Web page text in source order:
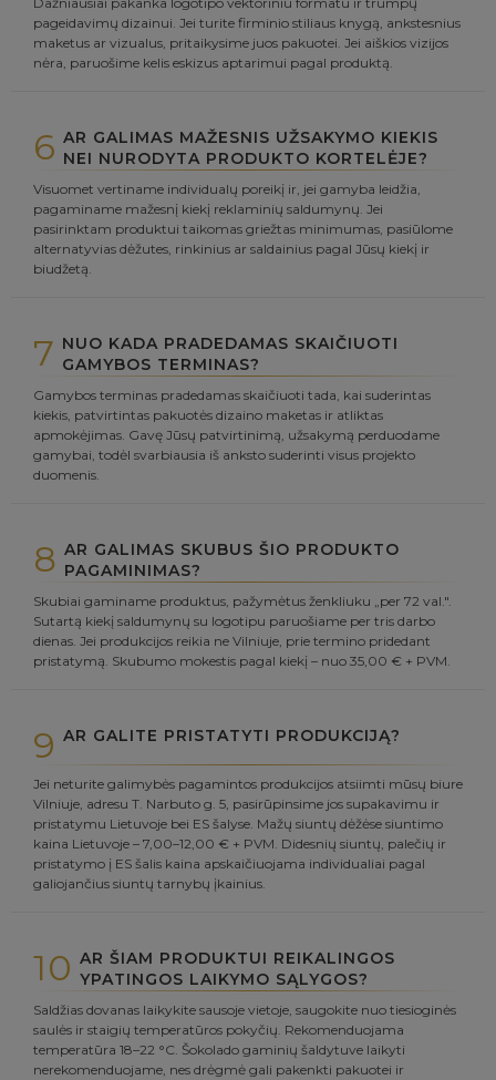
pageidavimų dizainui. Jei turite firminio stiliaus knygą, ankstesnius
maketus ar vizualus, pritaikysime juos pakuotei. Jei aiškios vizijos
nėra, paruošime kelis eskizus aptarimui pagal produktą.
6 AR GALIMAS MAŽESNIS UŽSAKYMO KIEKIS
NEI NURODYTA PRODUKTO KORTELĖJE?
Visuomet vertiname individualų poreikį ir, jei gamyba leidžia,
pagaminame mažesnį kiekį reklaminių saldumynų. Jei
pasirinktam produktui taikomas griežtas minimumas, pasiūlome
alternatyvias dėžutes, rinkinius ar saldainius pagal Jūsų kiekį ir
biudžetą.
7 NUO KADA PRADEDAMAS SKAIČIUOTI
GAMYBOS TERMINAS?
Gamybos terminas pradedamas skaičiuoti tada, kai suderintas
kiekis, patvirtintas pakuotės dizaino maketas ir atliktas
apmokėjimas. Gavę Jūsų patvirtinimą, užsakymą perduodame
gamybai, todėl svarbiausia iš anksto suderinti visus projekto
duomenis.
8 AR GALIMAS SKUBUS ŠIO PRODUKTO
PAGAMINIMAS?
Skubiai gaminame produktus, pažymėtus ženkliuku „per 72 val.".
Sutartą kiekį saldumynų su logotipu paruošiame per tris darbo
dienas. Jei produkcijos reikia ne Vilniuje, prie termino pridedant
pristatymą. Skubumo mokestis pagal kiekį – nuo 35,00 € + PVM.
9 AR GALITE PRISTATYTI PRODUKCIJĄ?
Jei neturite galimybės pagamintos produkcijos atsiimti mūsų biure
Vilniuje, adresu T. Narbuto g. 5, pasirūpinsime jos supakavimu ir
pristatymu Lietuvoje bei ES šalyse. Mažų siuntų dėžėse siuntimo
kaina Lietuvoje – 7,00–12,00 € + PVM. Didesnių siuntų, palečių ir
pristatymo į ES šalis kaina apskaičiuojama individualiai pagal
galiojančius siuntų tarnybų įkainius.
10 AR ŠIAM PRODUKTUI REIKALINGOS
YPATINGOS LAIKYMO SĄLYGOS?
Saldžias dovanas laikykite sausoje vietoje, saugokite nuo tiesioginės
saulės ir staigių temperatūros pokyčių. Rekomenduojama
temperatūra 18–22 °C. Šokolado gaminių šaldytuve laikyti
nerekomenduojame, nes drėgmė gali pakenkti pakuotei ir